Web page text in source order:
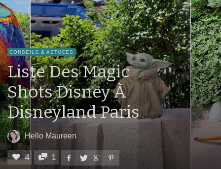
CONSEILS & ASTUCES
Liste Des Magic
Shots Disney À
Disneyland Paris
Hello Maureen
4 1